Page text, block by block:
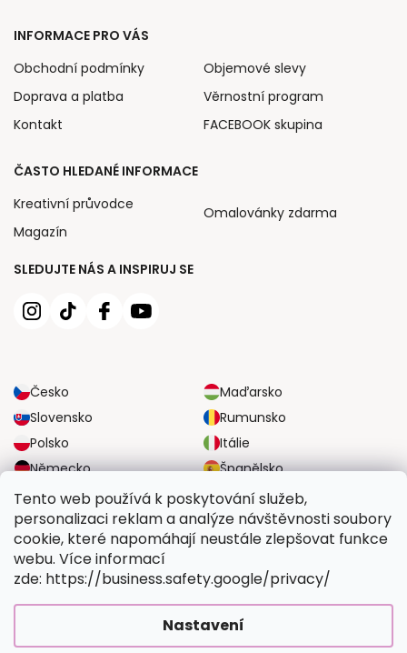
Tento web používá k poskytování služeb,
personalizaci reklam a analýze návštěvnosti soubory
cookie, které napomáhají neustále zlepšovat funkce
webu. Více informací
zde: https://business.safety.google/privacy/
Nastavení
SLEDUJTE NÁS A INSPIRUJ SE
Česko
Maďarsko
Slovensko
Rumunsko
Polsko
Itálie
Německo
Španělsko
Velká Británie
Rakousko
INFORMACE PRO VÁS
Obchodní podmínky
Doprava a platba
Kontakt
Objemové slevy
Věrnostní program
FACEBOOK skupina
ČASTO HLEDANÉ INFORMACE
Kreativní průvodce
Magazín
Omalovánky zdarma
SPOLEHLIVÉ MOŽNOSTI DOPRAVY
BEZPEČNÉ MOŽNOSTI PLATBY